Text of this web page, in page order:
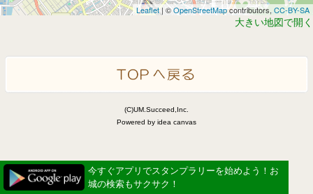
Leaflet| ©OpenStreetMapcontributors, CC-BY-SA
大きい地図で開く
(C)UM.Succeed,Inc.
Powered by idea canvas
今すぐアプリでスタンプラリーを始めよう！お
城の検索もサクサク！